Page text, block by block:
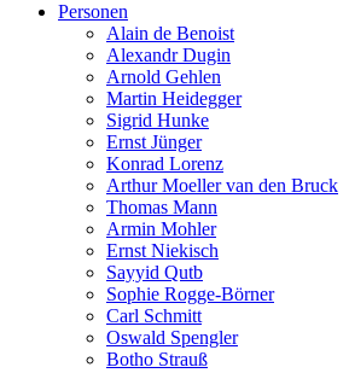
Per­so­nen
Alain de Benoist
Alex­andr Dugin
Arnold Gehlen
Martin Heid­eg­ger
Sigrid Hunke
Ernst Jünger
Konrad Lorenz
Arthur Moeller van den Bruck
Thomas Mann
Armin Mohler
Ernst Nie­kisch
Sayyid Qutb
Sophie Rogge-Börner
Carl Schmitt
Oswald Speng­ler
Botho Strauß